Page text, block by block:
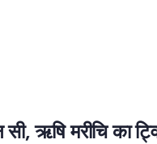
सी, ऋषि मरीचि का